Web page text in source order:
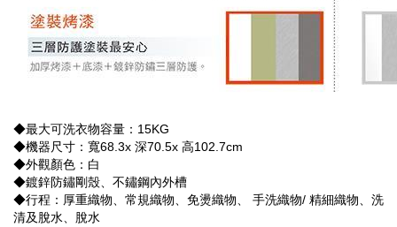
◆最大可洗衣物容量：15KG
◆機器尺寸：寬68.3x 深70.5x 高102.7cm
◆外觀顏色：白
◆鍍鋅防鏽剛殼、不鏽鋼內外槽
◆行程：厚重織物、常規織物、免燙織物、 手洗織物/ 精細織物、洗
清及脫水、脫水